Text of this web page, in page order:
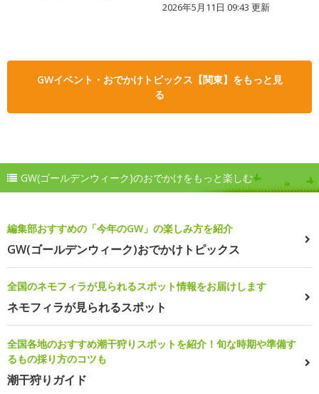
2026年5月11日 09:43 更新
GWイベント・おでかけトピックス【関東】をもっと見
る
GW(ゴールデンウィーク)のおでかけをもっと楽しむ
編集部おすすめの「今年のGW」の楽しみ方を紹介
GW(ゴールデンウィーク)おでかけトピックス
全国のネモフィラが見られるスポット情報をお届けします
ネモフィラが見られるスポット
全国各地のおすすめ潮干狩りスポットを紹介！旬な時期や準備す
るもの採り方のコツも
潮干狩りガイド